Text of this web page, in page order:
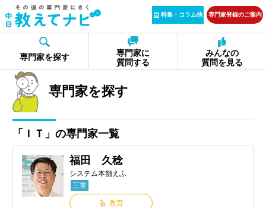
特集・コラム他 専門家登録のご案内
専門家を探す
専門家に
質問する
みんなの
質問を見る
専門家を探す
「ＩＴ」の専門家一覧
福田 久稔
システム本舗えふ
三重
教育